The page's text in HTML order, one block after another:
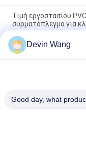
Τιμή εργοστασίου
συρματόπλεγμα για
Σκληρό
δίχτυ-
ζώων
10m περιφέρεια
Devin Wang
Good day, what